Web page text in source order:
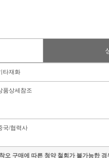
타재화
품상세참조
국/협력사
오 구매에 따른 청약 철회가 불가능한